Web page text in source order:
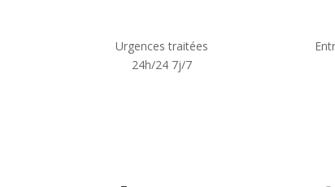
Urgences traitées
24h/24 7j/7